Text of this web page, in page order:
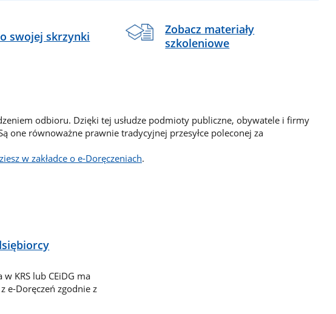
swojej skrzynki
Zobacz materiały
szkoleniowe
odbioru. Dzięki tej usłudze podmioty publiczne, obywatele i firmy
one równoważne prawnie tradycyjnej przesyłce poleconej za
w zakładce o e-Doręczeniach.
KRS lub CEiDG ma
e-Doręczeń zgodnie z